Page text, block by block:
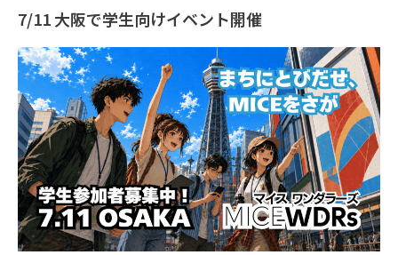
7/11 大阪で学生向けイベント開催